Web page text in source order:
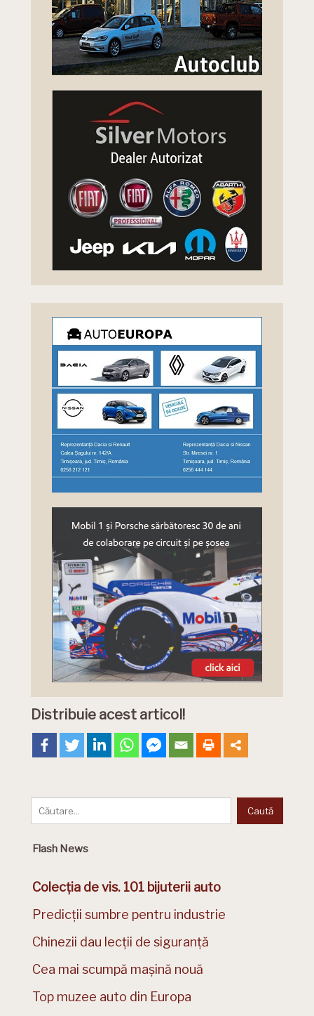
Distribuie acest articol!
Flash News
Colecția de vis. 101 bijuterii auto
Predicții sumbre pentru industrie
Chinezii dau lecții de siguranță
Cea mai scumpă mașină nouă
Top muzee auto din Europa